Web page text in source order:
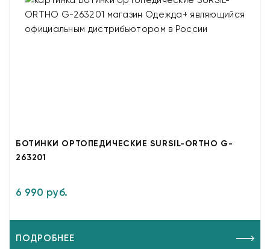
БОТИНКИ ОРТОПЕДИЧЕСКИЕ SURSIL-ORTHO G-
263201
6 990 руб.
ПОДРОБНЕЕ